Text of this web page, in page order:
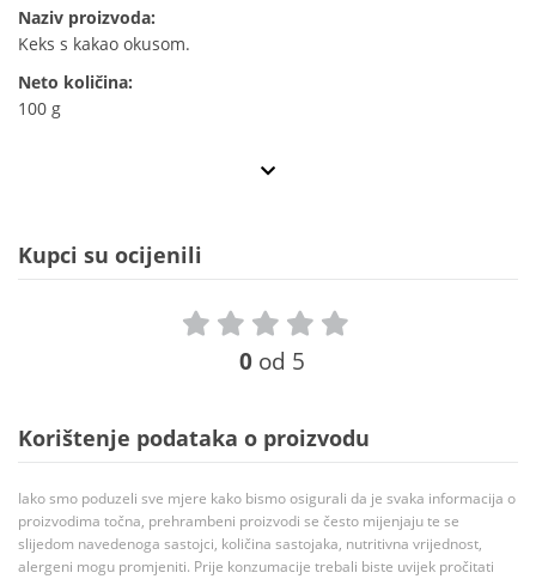
Naziv proizvoda:
Keks s kakao okusom.
Neto količina:
100 g
Kupci su ocijenili
0 od 5
Korištenje podataka o proizvodu
Iako smo poduzeli sve mjere kako bismo osigurali da je svaka informacija o
proizvodima točna, prehrambeni proizvodi se često mijenjaju te se
slijedom navedenoga sastojci, količina sastojaka, nutritivna vrijednost,
alergeni mogu promjeniti. Prije konzumacije trebali biste uvijek pročitati